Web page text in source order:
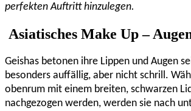
perfekten Auftritt hinzulegen.
Asiatisches Make Up –
Geishas betonen ihre Lippen und Augen
besonders auffällig, aber nicht schrill.
obenrum mit einem breiten, schwarzen
nachgezogen werden, werden sie nach